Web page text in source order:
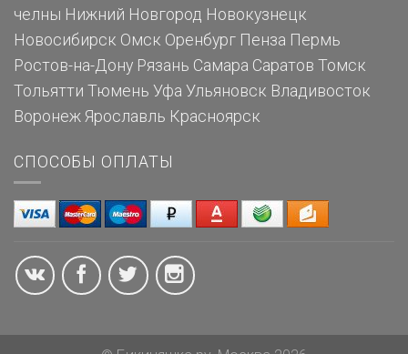
челны Нижний Новгород Новокузнецк
Новосибирск Омск Оренбург Пенза Пермь
Ростов-на-Дону Рязань Самара Саратов Томск
Тольятти Тюмень Уфа Ульяновск Владивосток
Воронеж Ярославль Красноярск
СПОСОБЫ ОПЛАТЫ